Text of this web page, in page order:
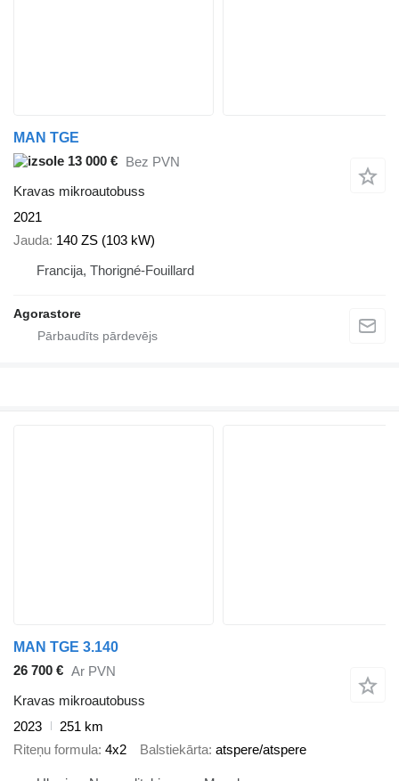
MAN TGE
13 000 € Bez PVN
Kravas mikroautobuss
2021
Jauda 140 ZS (103 kW)
Francija, Thorigné-Fouillard
Agorastore
MAN TGE 3.140
26 700 € Ar PVN
Kravas mikroautobuss
2023
251 km
Riteņu formula 4x2 Balstiekārta atspere/atspere